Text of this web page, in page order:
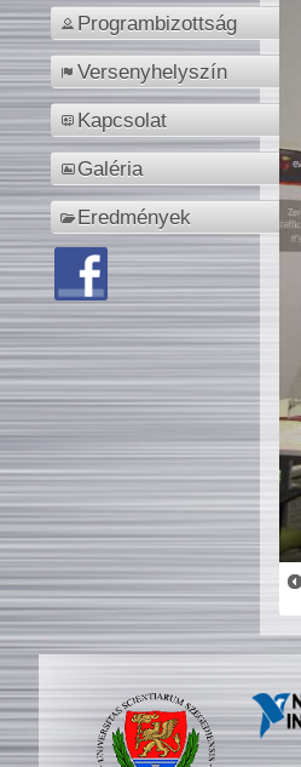
Programbizottság
Versenyhelyszín
Kapcsolat
Galéria
Eredmények